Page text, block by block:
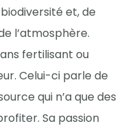
et, de
l’atmosphère.
fertilisant ou
Celui-ci parle de
qui n’a que des
Sa passion